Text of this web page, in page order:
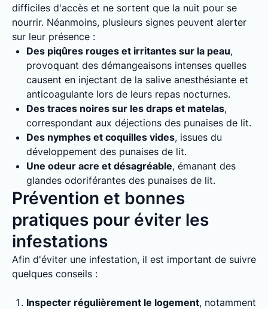
difficiles d'accès et ne sortent que la nuit pour se
nourrir. Néanmoins, plusieurs signes peuvent alerter
sur leur présence :
Des piqûres rouges et irritantes sur la peau,
provoquant des démangeaisons intenses quelles
causent en injectant de la salive anesthésiante et
anticoagulante lors de leurs repas nocturnes.
Des traces noires sur les draps et matelas,
correspondant aux déjections des punaises de lit.
Des nymphes et coquilles vides, issues du
développement des punaises de lit.
Une odeur acre et désagréable, émanant des
glandes odoriférantes des punaises de lit.
Prévention et bonnes
pratiques pour éviter les
infestations
Afin d'éviter une infestation, il est important de suivre
quelques conseils :
Inspecter régulièrement le logement, notamment